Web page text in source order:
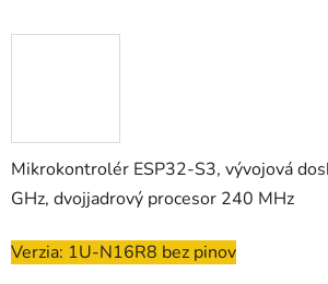
Mikrokontrolér ESP32-S3, vývojová
GHz, dvojjadrový procesor 240 MHz
Verzia: 1U-N16R8 bez pinov